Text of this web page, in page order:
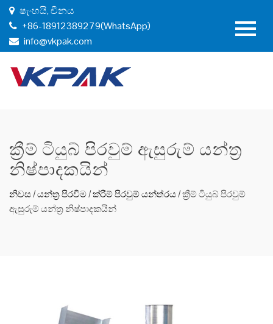
ෂැංහයි, චීනය
+86-18912389279(WhatsApp)
info@vkpak.com
ක්‍රීම් ටියුබ් පිරවුම් ඇසුරුම් යන්ත්‍ර
නිෂ්පාදකයින්
නිවස/යන්ත්‍ර පිරවීම/ක්රීම් පිරවුම් යන්ත්රය/ක්‍රීම් ටියුබ් පිරවුම්
ඇසුරුම් යන්ත්‍ර නිෂ්පාදකයින්